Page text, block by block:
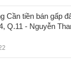
Cần tiền bán gấp
Q.11 - Nguyễn